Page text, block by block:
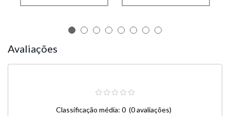
Avaliações
Classificação média: 0 (0 avaliações)